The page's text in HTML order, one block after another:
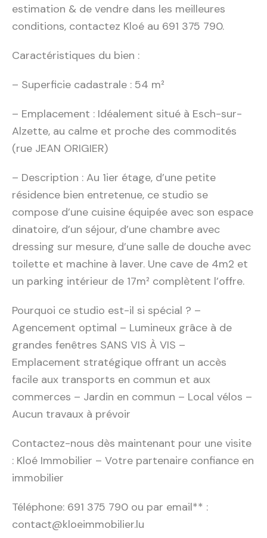
estimation & de vendre dans les meilleures
conditions, contactez Kloé au 691 375 790.
Caractéristiques du bien :
– Superficie cadastrale : 54 m²
– Emplacement : Idéalement situé à Esch-sur-
Alzette, au calme et proche des commodités
(rue JEAN ORIGIER)
– Description : Au 1ier étage, d’une petite
résidence bien entretenue, ce studio se
compose d’une cuisine équipée avec son espace
dinatoire, d’un séjour, d’une chambre avec
dressing sur mesure, d’une salle de douche avec
toilette et machine à laver. Une cave de 4m2 et
un parking intérieur de 17m² complètent l’offre.
Pourquoi ce studio est-il si spécial ? –
Agencement optimal – Lumineux grâce à de
grandes fenêtres SANS VIS À VIS –
Emplacement stratégique offrant un accès
facile aux transports en commun et aux
commerces – Jardin en commun – Local vélos –
Aucun travaux à prévoir
Contactez-nous dès maintenant pour une visite
: Kloé Immobilier – Votre partenaire confiance en
immobilier
Téléphone: 691 375 790 ou par email** :
contact@kloeimmobilier.lu